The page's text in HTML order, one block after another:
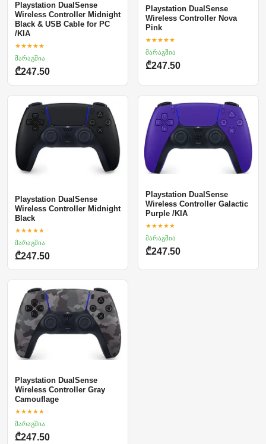
Playstation DualSense
Wireless Controller Midnight
Black & USB Cable for PC
/KIA
★★★★★
მარაგშია
₾247.50
Playstation DualSense
Wireless Controller Nova
Pink
★★★★★
მარაგშია
₾247.50
Playstation DualSense
Wireless Controller Midnight
Black
★★★★★
მარაგშია
₾247.50
Playstation DualSense
Wireless Controller Galactic
Purple /KIA
★★★★★
მარაგშია
₾247.50
Playstation DualSense
Wireless Controller Gray
Camouflage
★★★★★
მარაგშია
₾247.50